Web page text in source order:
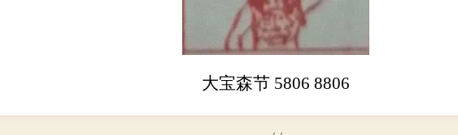
大宝森节 5806 8806